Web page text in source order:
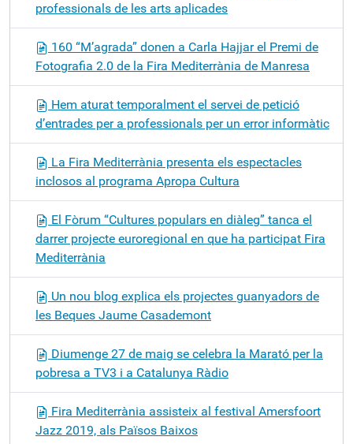
professionals de les arts aplicades
160 “M’agrada” donen a Carla Hajjar el Premi de
Fotografia 2.0 de la Fira Mediterrània de Manresa
Hem aturat temporalment el servei de petició
d’entrades per a professionals per un error informàtic
La Fira Mediterrània presenta els espectacles
inclosos al programa Apropa Cultura
El Fòrum “Cultures populars en diàleg” tanca el
darrer projecte euroregional en que ha participat Fira
Mediterrània
Un nou blog explica els projectes guanyadors de
les Beques Jaume Casademont
Diumenge 27 de maig se celebra la Marató per la
pobresa a TV3 i a Catalunya Ràdio
Fira Mediterrània assisteix al festival Amersfoort
Jazz 2019, als Països Baixos